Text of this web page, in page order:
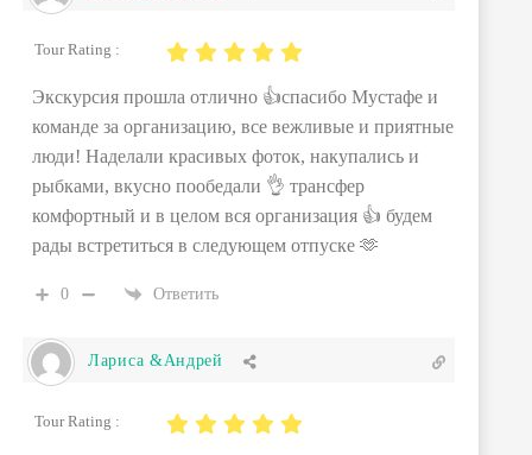
Tour Rating :
Экскурсия прошла отлично 👍спасибо Мустафе и
команде за организацию, все вежливые и приятные
люди! Наделали красивых фоток, накупались и
рыбками, вкусно пообедали 👌 трансфер
комфортный и в целом вся организация 👍 будем
рады встретиться в следующем отпуске 🫶
0 Ответить
Лариса &Андрей
Tour Rating :